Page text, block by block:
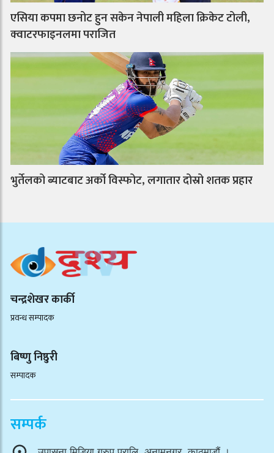
एसिया कपमा छनोट हुन सकेन नेपाली महिला क्रिकेट टोली,
क्वाटरफाइनलमा पराजित
भुर्तेलको ब्याटबाट अर्को विस्फोट, लगातार दोस्रो शतक प्रहार
चन्द्रशेखर कार्की
प्रवन्ध सम्पादक
बिष्णु निष्ठुरी
सम्पादक
सम्पर्क